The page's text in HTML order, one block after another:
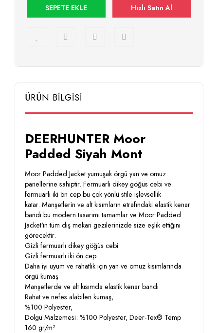
SEPETE EKLE Hızlı Satın Al
ÜRÜN BİLGİSİ
DEERHUNTER Moor
Padded Siyah Mont
Moor Padded Jacket yumuşak örgü yan ve omuz
panellerine sahiptir. Fermuarlı dikey göğüs cebi ve
fermuarlı iki ön cep bu çok yönlü stile işlevsellik
katar. Manşetlerin ve alt kısımların etrafındaki elastik kenar
bandı bu modern tasarımı tamamlar ve Moor Padded
Jacket'ın tüm dış mekan gezilerinizde size eşlik ettiğini
görecektir.
Gizli fermuarlı dikey göğüs cebi
Gizli fermuarlı iki ön cep
Daha iyi uyum ve rahatlık için yan ve omuz kısımlarında
örgü kumaş
Manşetlerde ve alt kısımda elastik kenar bandı
Rahat ve nefes alabilen kumaş,
%100 Polyester,
Dolgu Malzemesi: %100 Polyester, Deer-Tex® Temp
160 gr/m²